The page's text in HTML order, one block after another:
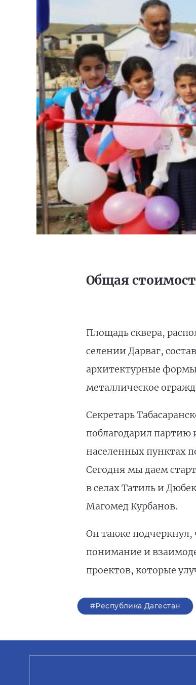
Общая
Площадь сквера,
селении Дарваг,
архитектурные
металлическое
Секретарь
поблагодарил партию
населенных пунктах
Сегодня мы даем
в селах Татиль и
Магомед Курбанов.
Он также подчеркнул,
понимание и
проектов, которые
#Республика Дагестан